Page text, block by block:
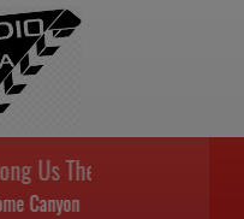
Us Theme - season 1
Canyon